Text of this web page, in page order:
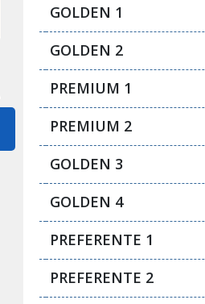
GOLDEN 1
GOLDEN 2
PREMIUM 1
PREMIUM 2
GOLDEN 3
GOLDEN 4
PREFERENTE 1
PREFERENTE 2